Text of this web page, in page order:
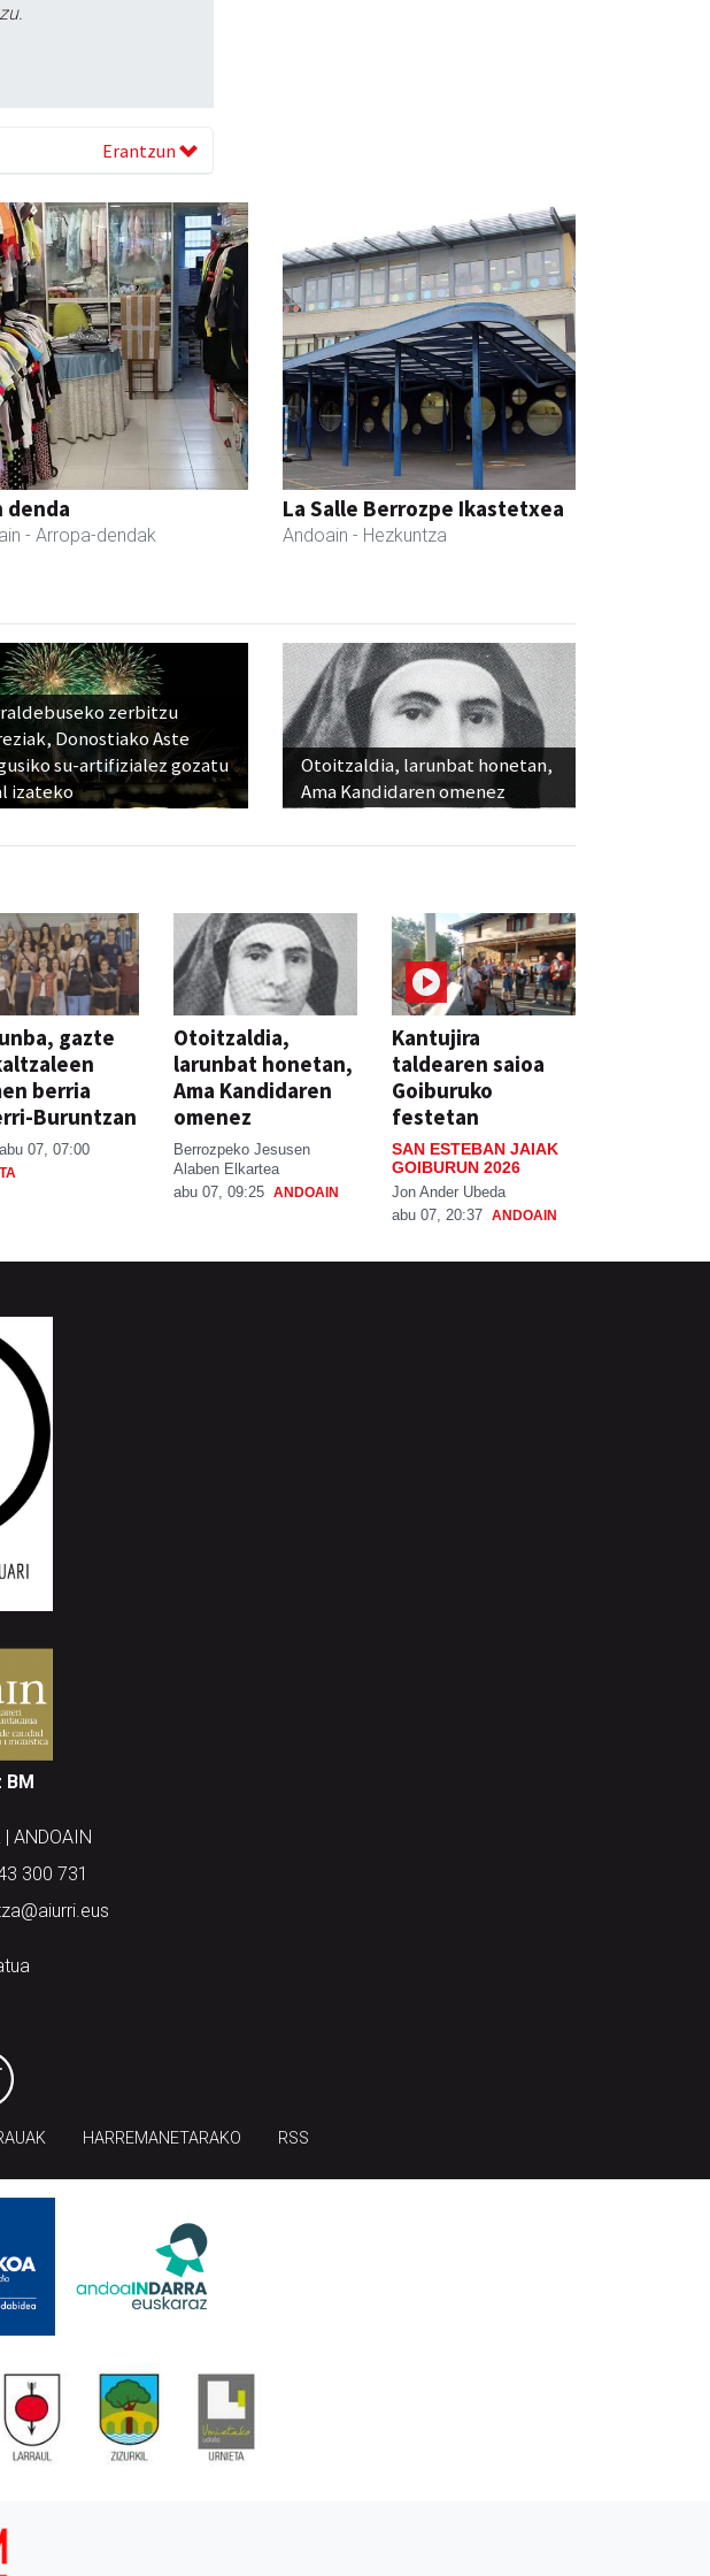
Erantzun
denda
- Arropa-dendak
La Salle Berrozpe Ikastetxea
Andoain - Hezkuntza
zerbitzu
Donostiako Aste
su-artifizialez gozatu
izateko
Otoitzaldia, larunbat honetan,
Ama Kandidaren omenez
gazte
berria
Buruntzan
abu 07, 07:00
Otoitzaldia,
larunbat honetan,
Ama Kandidaren
omenez
Berrozpeko Jesusen
Alaben Elkartea
abu 07, 09:25 ANDOAIN
Kantujira
taldearen saioa
Goiburuko
festetan
SAN ESTEBAN JAIAK
GOIBURUN 2026
Jon Ander Ubeda
abu 07, 20:37 ANDOAIN
ANDOAIN
300 731
HARREMANETARAKO RSS